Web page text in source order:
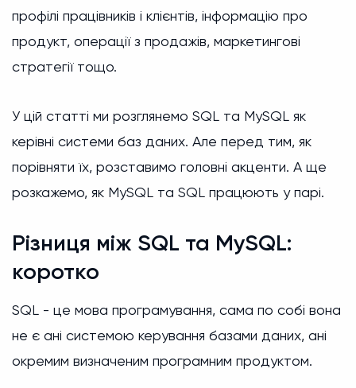
профілі працівників і клієнтів, інформацію про
продукт, операції з продажів, маркетингові
стратегії тощо.
У цій статті ми розглянемо SQL та MySQL як
керівні системи баз даних. Але перед тим, як
порівняти їх, розставимо головні акценти. А ще
розкажемо, як MySQL та SQL працюють у парі.
Різниця між SQL та MySQL:
коротко
SQL - це мова програмування, сама по собі вона
не є ані системою керування базами даних, ані
окремим визначеним програмним продуктом.